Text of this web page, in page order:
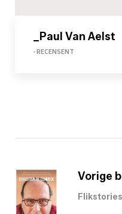
_Paul Van Aelst
- RECENSENT
Vorige
Flikstories